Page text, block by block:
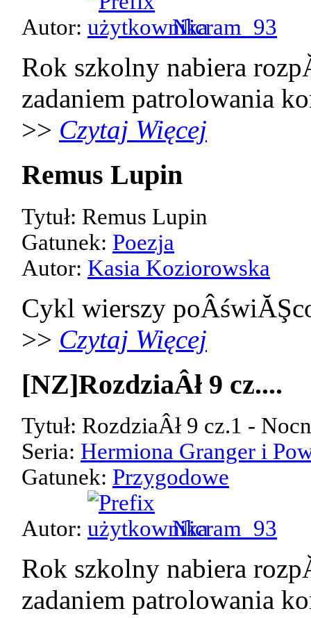
Autor: Nicram_93
Rok szkolny nabiera
zadaniem patrolowania
>> Czytaj Więcej
Remus Lupin
Tytuł: Remus Lupin
Gatunek: Poezja
Autor: Kasia Koziorowska
Cykl wierszy
>> Czytaj Więcej
[NZ]RozdziaÂł 9 cz....
Tytuł: RozdziaÂł 9 cz.1 -
Seria: Hermiona Granger i
Gatunek: Przygodowe
Autor: Nicram_93
Rok szkolny nabiera
zadaniem patrolowania